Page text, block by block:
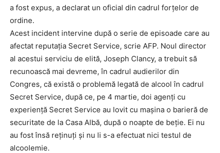
a fost expus, a declarat un oficial din cadrul forţelor de
ordine.
Acest incident intervine după o serie de episoade care au
afectat reputația Secret Service, scrie AFP. Noul director
al acestui serviciu de elită, Joseph Clancy, a trebuit să
recunoască mai devreme, în cadrul audierilor din
Congres, că există o problemă legată de alcool în cadrul
Secret Service, după ce, pe 4 martie, doi agenți cu
experiență Secret Service au lovit cu mașina o barieră de
securitate de la Casa Albă, după o noapte de beție. Ei nu
au fost însă reținuți și nu li s-a efectuat nici testul de
alcoolemie.